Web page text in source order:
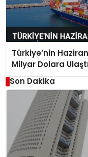
Türkiye’nin
Milyar Dolara
Son Dakika